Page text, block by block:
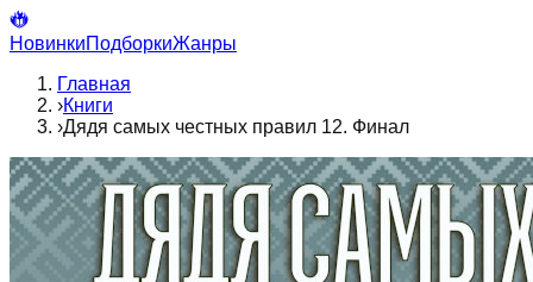
НовинкиПодборкиЖанры
Главная
›Книги
›Дядя самых честных правил 12. Финал